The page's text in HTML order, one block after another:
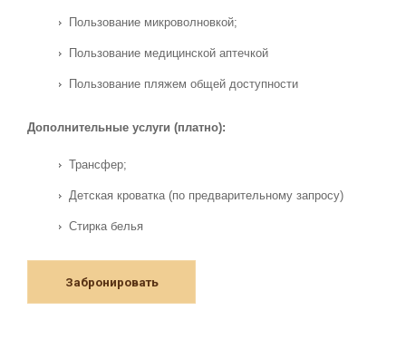
Пользование микроволновкой;
Пользование медицинской аптечкой
Пользование пляжем общей доступности
Дополнительные услуги (платно):
Трансфер;
Детская кроватка (по предварительному запросу)
Стирка белья
Забронировать